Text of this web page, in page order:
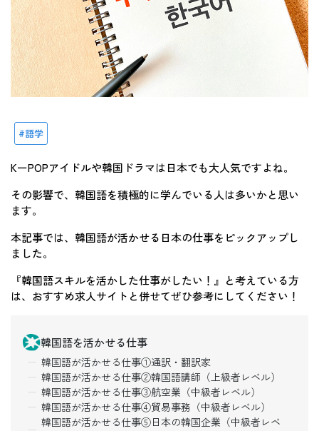
語学
KーPOPアイドルや韓国ドラマは日本でも大人気ですよね。
その影響で、韓国語を積極的に学んでいる人は多いかと思い
ます。
本記事では、韓国語が活かせる日本の仕事をピックアップし
ました。
『韓国語スキルを活かした仕事がしたい！』と考えている方
は、おすすめ求人サイトと併せてぜひ参考にしてください！
韓国語を活かせる仕事
韓国語が活かせる仕事①通訳・翻訳家
韓国語が活かせる仕事②韓国語講師（上級者レベル）
韓国語が活かせる仕事③航空業（中級者レベル）
韓国語が活かせる仕事④貿易事務（中級者レベル）
韓国語が活かせる仕事⑤日本の韓国企業（中級者レベ